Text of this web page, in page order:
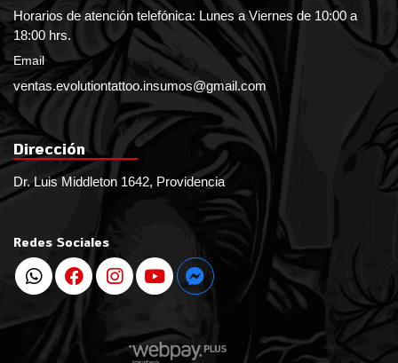
Horarios de atención telefónica: Lunes a Viernes de 10:00 a
18:00 hrs.
Email
ventas.evolutiontattoo.insumos@gmail.com
Dirección
Dr. Luis Middleton 1642, Providencia
Redes Sociales